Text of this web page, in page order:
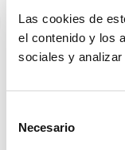
Las cookies de
el contenido y los
sociales y analizar
Necesario
Realizamos
de los
de carbono,